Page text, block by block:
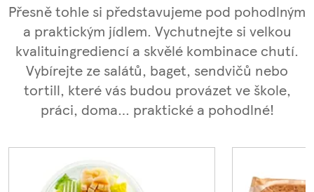
Přesně tohle si představujeme pod pohodlným
a praktickým jídlem. Vychutnejte si velkou
kvalituingrediencí a skvělé kombinace chutí.
Vybírejte ze salátů, baget, sendvičů nebo
tortill, které vás budou provázet ve škole,
práci, doma… praktické a pohodlné!